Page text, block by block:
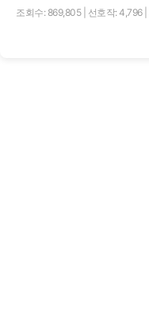
조회수: 869,805 선호작: 4,796